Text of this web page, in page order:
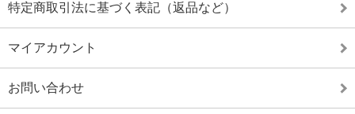
特定商取引法に基づく表記（返品など）
マイアカウント
お問い合わせ